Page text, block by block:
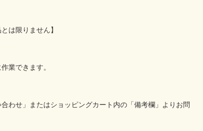
は限りません】
業できます。
わせ」またはショッピングカート内の「備考欄」よりお問